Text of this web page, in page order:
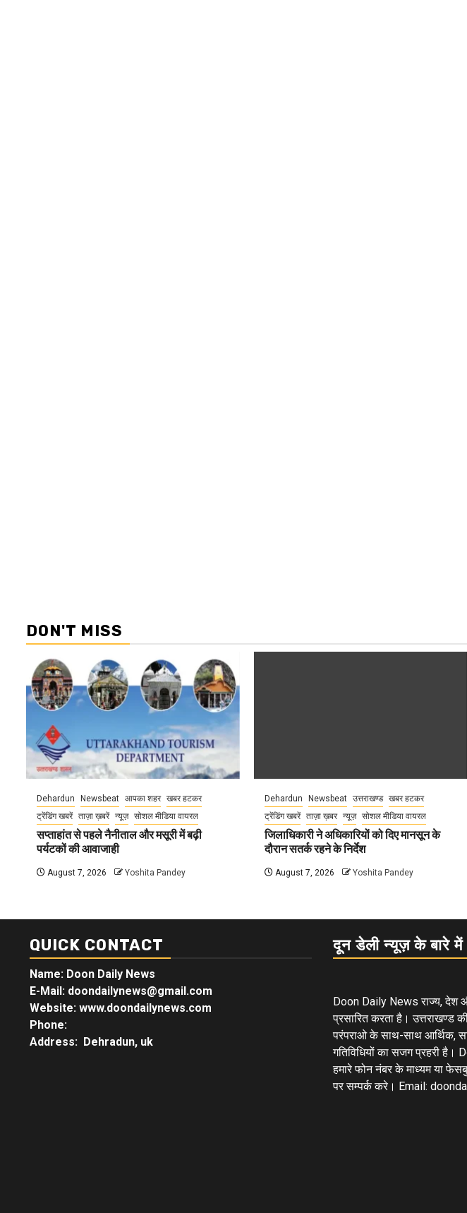
DON'T MISS
Dehardun Newsbeat आपका शहर खबर हटकर
ट्रेंडिंग खबरें ताज़ा ख़बरें न्यूज़ सोशल मीडिया वायरल
सप्ताहांत से पहले नैनीताल और मसूरी में बढ़ी
पर्यटकों की आवाजाही
August 7, 2026 Yoshita Pandey
Dehardun Newsbeat उत्तराखण्ड
खबर हटकर
ट्रेंडिंग खबरें
ताज़ा ख़बर न्यूज़ सोशल मीडिया वायरल
जिलाधिकारी ने अधिकारियों को दिए मानसून के
दौरान सतर्क रहने के निर्देश
August 7, 2026 Yoshita Pandey
QUICK CONTACT
Name: Doon Daily News
E-Mail: doondailynews@gmail.com
Website: www.doondailynews.com
Phone:
Address: Dehradun, uk
दून डेली न्यूज़ के बारे में
Doon Daily News राज्य, देश
प्रसारित करता है। उत्तराखण्ड
परंपराओ के साथ-साथ आर्थिक,
गतिविधियों का सजग प्रहरी
हमारे फोन नंबर के माध्यम या
पर सम्पर्क करे। Email: